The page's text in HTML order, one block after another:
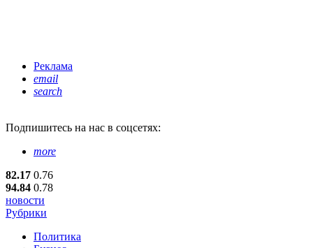
Реклама
email
search
Подпишитесь на нас в соцсетях:
more
82.17 0.76
94.84 0.78
новости
Рубрики
Политика